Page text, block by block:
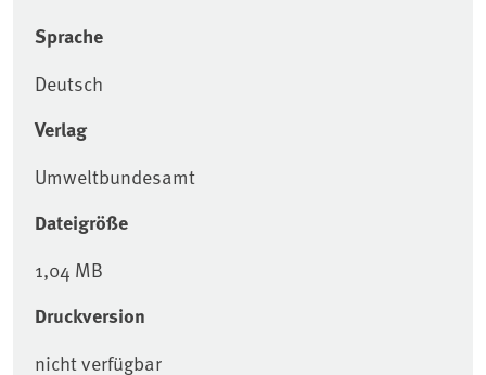
Sprache
Deutsch
Verlag
Umweltbundesamt
Dateigröße
1,04 MB
Druckversion
nicht verfügbar